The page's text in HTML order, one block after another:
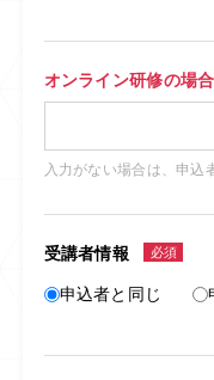
オンライン研修の場
入力がない場合は、申込
受講者情報 必須
申込者と同じ